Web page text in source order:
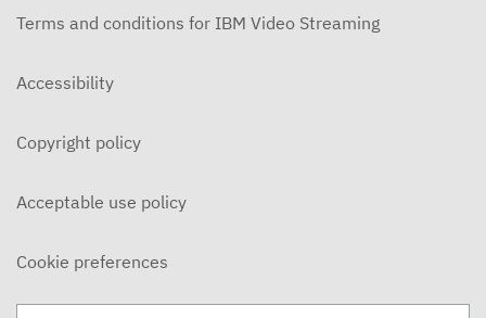
Terms and conditions for IBM Video Streaming
Accessibility
Copyright policy
Acceptable use policy
Cookie preferences